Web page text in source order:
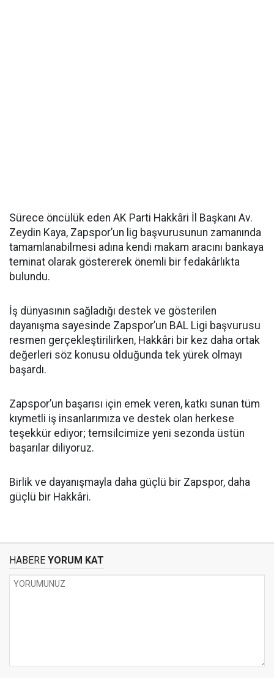
Sürece öncülük eden AK Parti Hakkâri İl Başkanı Av.
Zeydin Kaya, Zapspor’un lig başvurusunun zamanında
tamamlanabilmesi adına kendi makam aracını bankaya
teminat olarak göstererek önemli bir fedakârlıkta
bulundu.
İş dünyasının sağladığı destek ve gösterilen
dayanışma sayesinde Zapspor’un BAL Ligi başvurusu
resmen gerçekleştirilirken, Hakkâri bir kez daha ortak
değerleri söz konusu olduğunda tek yürek olmayı
başardı.
Zapspor’un başarısı için emek veren, katkı sunan tüm
kıymetli iş insanlarımıza ve destek olan herkese
teşekkür ediyor; temsilcimize yeni sezonda üstün
başarılar diliyoruz.
Birlik ve dayanışmayla daha güçlü bir Zapspor, daha
güçlü bir Hakkâri.
HABERE YORUM KAT